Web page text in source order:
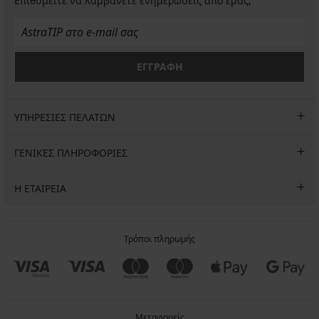
ΕΓΓΡΑΦΗ
ΥΠΗΡΕΣΙΕΣ ΠΕΛΑΤΩΝ
ΓΕΝΙΚΕΣ ΠΛΗΡΟΦΟΡΙΕΣ
Η ΕΤΑΙΡΕΙΑ
Τρόποι πληρωμής